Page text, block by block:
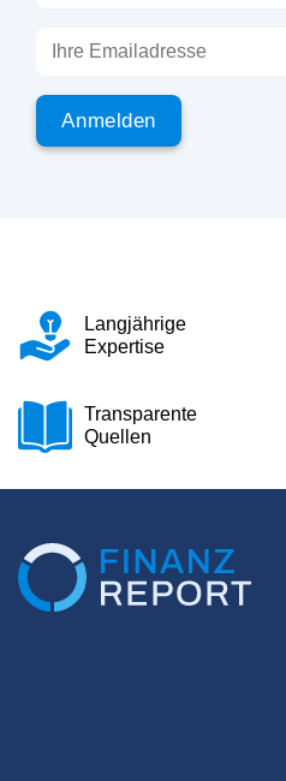
Langjährige
Expertise
Transparente
Quellen